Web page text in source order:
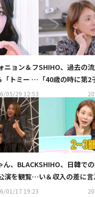
ニョン＆フ
トミー ヒ
ントに出席
05/29 12:53
SHIHO、過去の
「40歳の時に第
ん、BLACK
演を観覧！
トが話題
01/17 19:23
SHIHO、日韓で
い＆収入の差に